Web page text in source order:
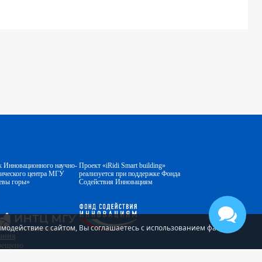
Инновационного научно-
центра МГУ
горы»
Проект «iRidi Smart building»
реализуется при поддержке Фонда
Содействия Инновациям
с сайтом, Вы соглашаетесь с использованием файлов